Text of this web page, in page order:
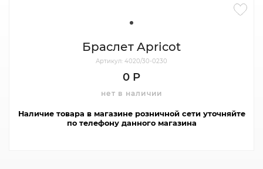
Браслет Apricot
Артикул: 4020/30-0230
0 Р
нет в наличии
Наличие товара в магазине розничной сети уточняйте
по телефону данного магазина